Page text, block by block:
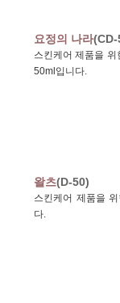
요정의 나라(CD-
스킨케어 제품을
50ml입니다.
왈츠(D-50)
스킨케어 제품을
다.